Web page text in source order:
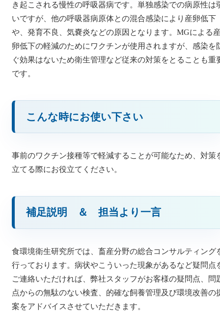
き起こされる慢性の呼吸器病です。単独感染での病原性は
いですが、他の呼吸器病原体との混合感染により産卵低下
や、発育不良、気嚢炎などの原因となります。MGによる
卵低下の軽減のためにワクチンが使用されますが、感染を
ぐ効果はないため衛生管理など従来の対策をとることも重
です。
こんな時にお使い下さい
事前のワクチン接種等で軽減することが可能なため、対策
立てる際にお役立てください。
補足説明 ＆ 担当より一言
食環境衛生研究所では、畜産分野の総合コンサルティング
行っております。病状やこういった現象があるなど疑問点
ご連絡いただければ、弊社スタッフがお客様の疑問点、問
点からの無駄のない検査、的確な飼養管理及び環境改善の
案をアドバイスさせていただきます。